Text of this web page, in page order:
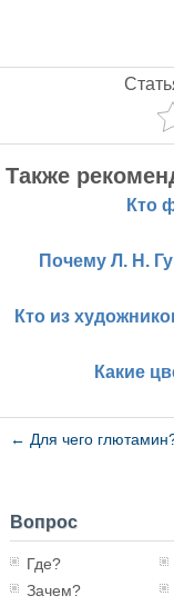
Также
Кто
Почему Л. Н.
Кто из
Какие
← Для чего
Вопрос
Где?
Зачем?